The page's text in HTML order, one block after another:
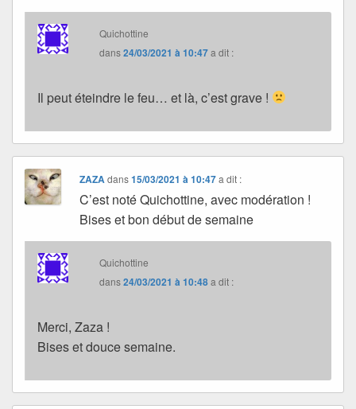
Quichottine
dans24/03/2021 à 10:47a dit :
Il peut éteindre le feu… et là, c’est grave !
ZAZA dans15/03/2021 à 10:47 a dit :
C’est noté Quichottine, avec modération !
Bises et bon début de semaine
Quichottine
dans24/03/2021 à 10:48a dit :
Merci, Zaza !
Bises et douce semaine.